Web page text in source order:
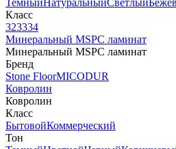
ТемныйНатуральныйСветлый
Класс
323334
Минеральный MSPC ламинат
Минеральный MSPC ламинат
Бренд
Stone FloorMICODUR
Ковролин
Ковролин
Класс
БытовойКоммерческий
Тон